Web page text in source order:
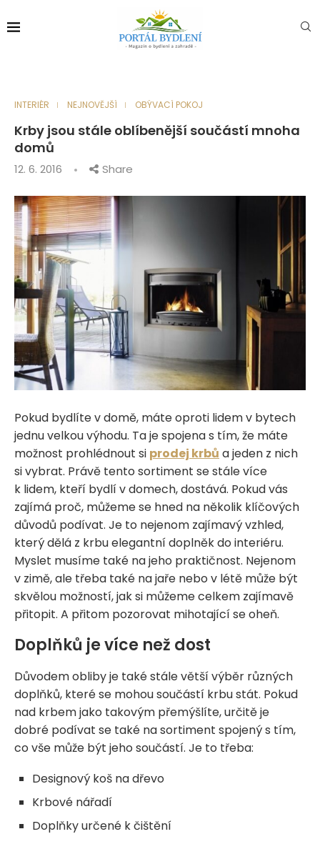
INTERIÉR NEJNOVĚJŠÍ OBÝVACÍ POKOJ
Krby jsou stále oblíbenější součástí mnoha
domů
12. 6. 2016 Share
Pokud bydlíte v domě, máte oproti lidem v bytech
jednu velkou výhodu. Ta je spojena s tím, že máte
možnost prohlédnout si prodej krbů a jeden z nich
si vybrat. Právě tento sortiment se stále více
k lidem, kteří bydlí v domech, dostává. Pokud vás
zajímá proč, můžeme se hned na několik klíčových
důvodů podívat. Je to nejenom zajímavý vzhled,
který dělá z krbu elegantní doplněk do interiéru.
Myslet musíme také na jeho praktičnost. Nejenom
v zimě, ale třeba také na jaře nebo v létě může být
skvělou možností, jak si můžeme celkem zajímavě
přitopit. A přitom pozorovat mihotající se oheň.
Doplňků je více než dost
Důvodem obliby je také stále větší výběr různých
doplňků, které se mohou součástí krbu stát. Pokud
nad krbem jako takovým přemýšlíte, určitě je
dobré podívat se také na sortiment spojený s tím,
co vše může být jeho součástí. Je to třeba:
Designový koš na dřevo
Krbové nářadí
Doplňky určené k čištění